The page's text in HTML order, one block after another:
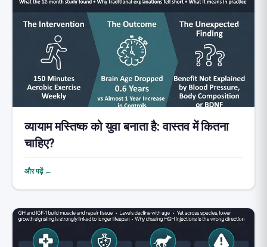
व्यायाम मस्तिष्क को युवा बनाता है: वास्तव में कितना
चाहिए?
और पढ़ें ←